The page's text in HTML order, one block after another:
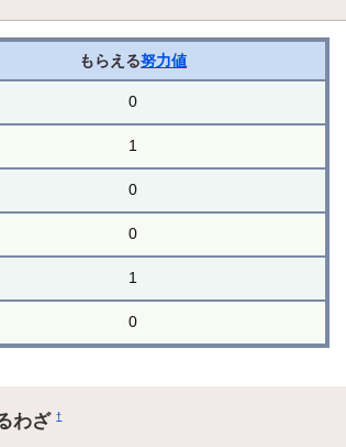
もらえる努力値
0
1
0
0
1
0
わざ†